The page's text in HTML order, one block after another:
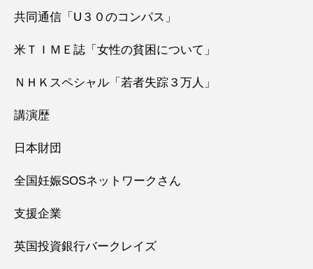
共同通信「U３０のコンパス」
米ＴＩＭＥ誌「女性の貧困について」
ＮＨＫスペシャル「若者失踪３万人」
講演歴
日本財団
全国妊娠SOSネットワークさん
支援企業
英国投資銀行バークレイズ